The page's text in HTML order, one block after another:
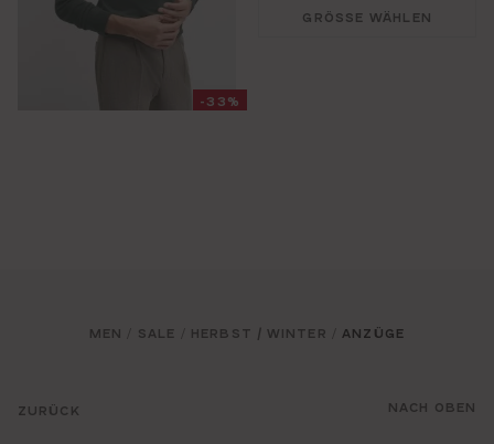
-33%
GRÖSSE WÄHLEN
ZURÜCK
MEN SALE HERBST / WINTER ANZÜGE
NACH OBEN